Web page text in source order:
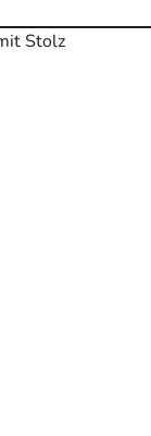
Stolz